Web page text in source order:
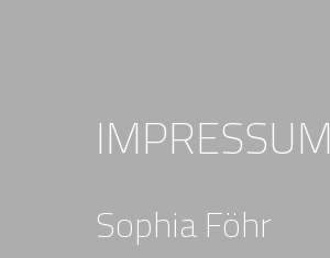
IMPRESSUM
Sophia Föhr